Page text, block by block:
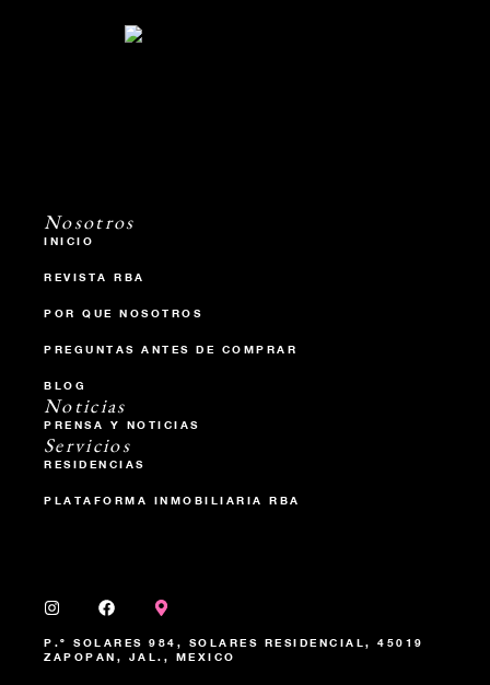
Nosotros
INICIO
REVISTA RBA
POR QUE NOSOTROS
PREGUNTAS ANTES DE COMPRAR
BLOG
Noticias
PRENSA Y NOTICIAS
Servicios
RESIDENCIAS
PLATAFORMA INMOBILIARIA RBA
P.º SOLARES 984, SOLARES RESIDENCIAL, 45019
ZAPOPAN, JAL., MEXICO